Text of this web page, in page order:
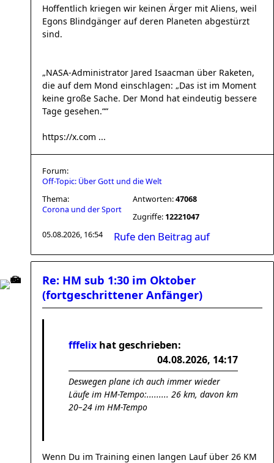
Hoffentlich kriegen wir keinen Ärger mit Aliens, weil
Egons Blindgänger auf deren Planeten abgestürzt
sind.
„NASA-Administrator Jared Isaacman über Raketen,
die auf dem Mond einschlagen: „Das ist im Moment
keine große Sache. Der Mond hat eindeutig bessere
Tage gesehen.““
https://x.com ...
Forum:
Off-Topic: Über Gott und die Welt
Thema:
Corona und der Sport
Antworten:47068
Zugriffe: 12221047
05.08.2026, 16:54
Rufe den Beitrag auf
Re: HM sub 1:30 im Oktober
(fortgeschrittener Anfänger)
fffelix hat geschrieben:
04.08.2026, 14:17
Deswegen plane ich auch immer wieder
Läufe im HM-Tempo:......... 26 km, davon km
20–24 im HM-Tempo
Wenn Du im Training einen langen Lauf über 26 KM